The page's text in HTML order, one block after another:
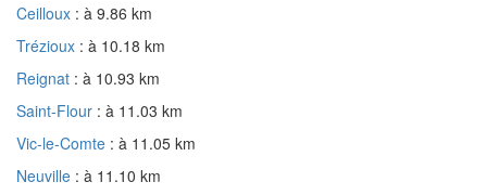
Ceilloux : à 9.86 km
Trézioux : à 10.18 km
Reignat : à 10.93 km
Saint-Flour : à 11.03 km
Vic-le-Comte : à 11.05 km
Neuville : à 11.10 km